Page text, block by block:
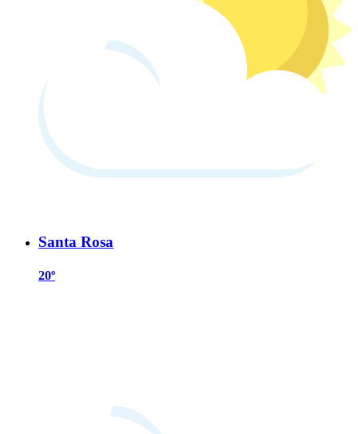
Santa Rosa
20º